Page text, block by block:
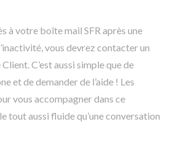
à votre boîte mail SFR après une
vous devrez contacter un
C’est aussi simple que de
et de demander de l’aide ! Les
vous accompagner dans ce
tout aussi fluide qu’une conversation